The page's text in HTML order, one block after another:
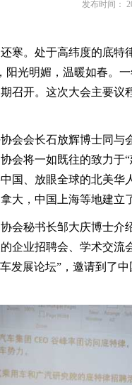
发布时间：
寒。处于高纬度的底
阳光明媚，温暖如春。
召开。这次大会主要议
会会长石放辉博士同与
会将一如既往的致力于
国、放眼全球的北美华
大，中国上海等地建立
会秘书长邹大庆博士
企业招聘会、学术交流
发展论坛”，邀请到了